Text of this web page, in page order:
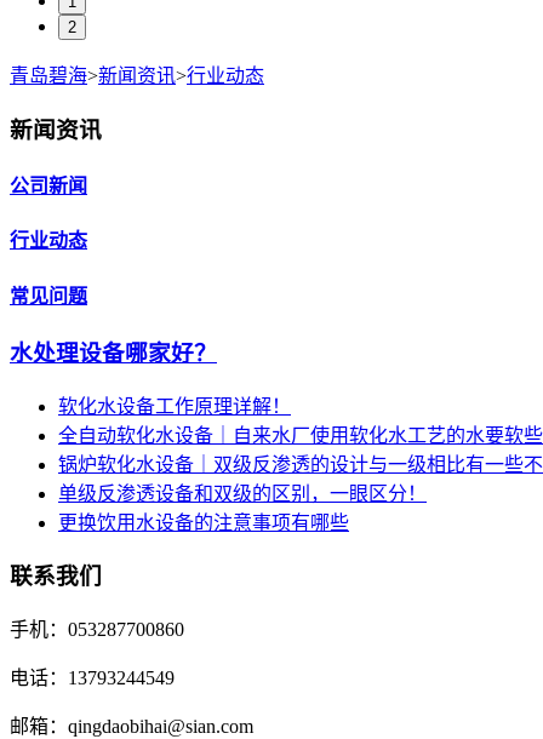
2
青岛碧海>新闻资讯>行业动态
新闻资讯
公司新闻
行业动态
常见问题
水处理设备哪家好？
软化水设备工作原理详解！
全自动软化水设备｜自来水厂使用软化水工艺的水要软些
锅炉软化水设备｜双级反渗透的设计与一级相比有一些
单级反渗透设备和双级的区别，一眼区分！
更换饮用水设备的注意事项有哪些
联系我们
手机：053287700860
电话：13793244549
邮箱：qingdaobihai@sian.com